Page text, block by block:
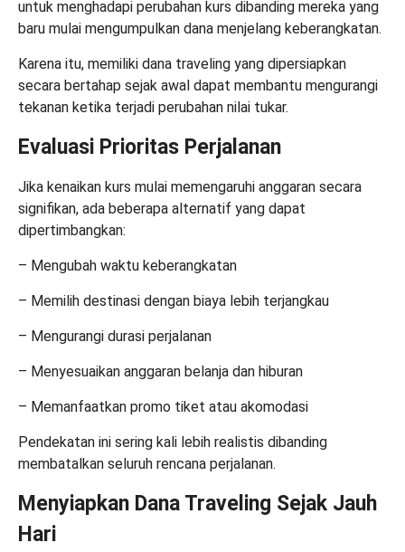
untuk menghadapi perubahan kurs dibanding mereka yang
baru mulai mengumpulkan dana menjelang keberangkatan.
Karena itu, memiliki dana traveling yang dipersiapkan
secara bertahap sejak awal dapat membantu mengurangi
tekanan ketika terjadi perubahan nilai tukar.
Evaluasi Prioritas Perjalanan
Jika kenaikan kurs mulai memengaruhi anggaran secara
signifikan, ada beberapa alternatif yang dapat
dipertimbangkan:
– Mengubah waktu keberangkatan
– Memilih destinasi dengan biaya lebih terjangkau
– Mengurangi durasi perjalanan
– Menyesuaikan anggaran belanja dan hiburan
– Memanfaatkan promo tiket atau akomodasi
Pendekatan ini sering kali lebih realistis dibanding
membatalkan seluruh rencana perjalanan.
Menyiapkan Dana Traveling Sejak Jauh
Hari